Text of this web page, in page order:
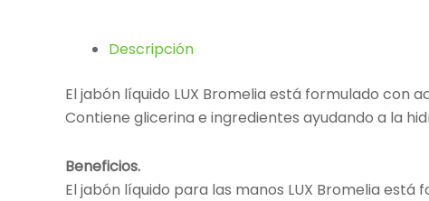
Descripción
El jabón líquido LUX Bromelia está formulado con
Contiene glicerina e ingredientes ayudando a la
Beneficios.
El jabón líquido para las manos LUX Bromelia